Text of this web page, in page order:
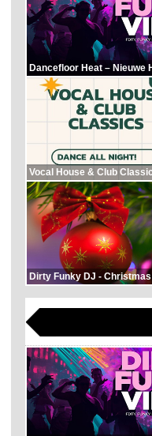
Dancefloor Heat – Nieuwe
Vocal House & Club
Dirty Funky DJ -